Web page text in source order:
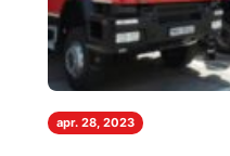
apr. 28, 2023